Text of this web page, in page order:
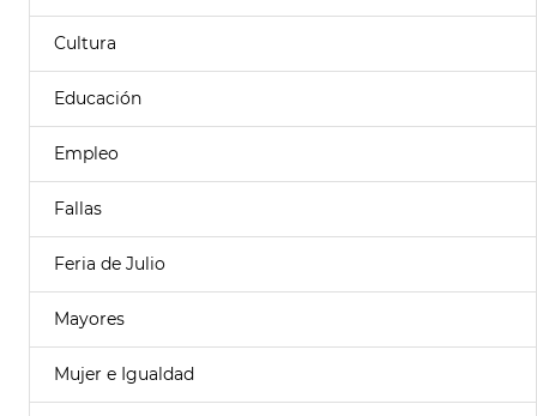
Cultura
Educación
Empleo
Fallas
Feria de Julio
Mayores
Mujer e Igualdad